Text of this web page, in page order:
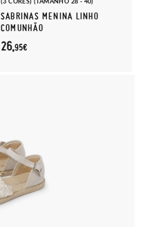
SABRINAS MENINA LINHO
COMUNHÃO
26,95€